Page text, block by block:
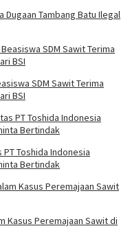
Dugaan Tambang Batu Ilegal
SDM Sawit Terima
BSI
Toshida Indonesia
Bertindak
Kasus Peremajaan Sawit di